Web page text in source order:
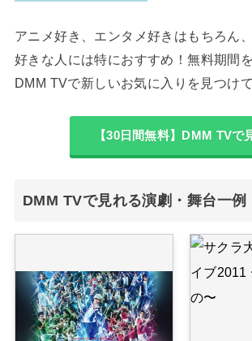
アニメ好き、エンタメ好きはもちろん
好きな人には特におすすめ！無料期間を
DMM TVで新しいお気に入りを見つけ
【30日間無料】DMM TVで
DMM TVで見れる演劇・舞台一例